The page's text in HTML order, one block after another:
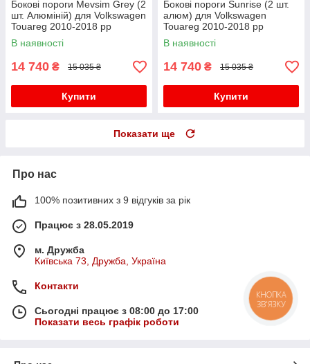
Бокові пороги Mevsim Grey (2
шт. Алюміній) для Volkswagen
Touareg 2010-2018 рр
В наявності
14 740 ₴ 15 035 ₴
Купити
Бокові пороги Sunrise (2 шт.
алюм) для Volkswagen
Touareg 2010-2018 рр
В наявності
14 740 ₴ 15 035 ₴
Купити
Показати ще
Про нас
100% позитивних з 9 відгуків за рік
Працює з 28.05.2019
м. Дружба
Київська 73, Дружба, Україна
Контакти
Сьогодні працює з 08:00 до 17:00
Показати весь графік роботи
КНОПКА
ЗВ'ЯЗКУ